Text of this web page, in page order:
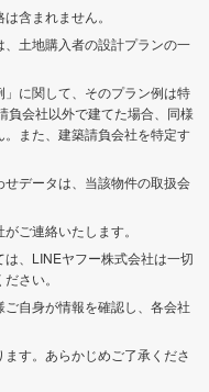
含まれません。
、土地購入者の設計プランの一
」に関して、そのプラン例は特
負会社以外で建てた場合、同様
また、建築請負会社を特定す
データは、当該物件の取扱会
ご連絡いたします。
、LINEヤフー株式会社は一切
さい。
自身が情報を確認し、各会社
す。あらかじめご了承くださ